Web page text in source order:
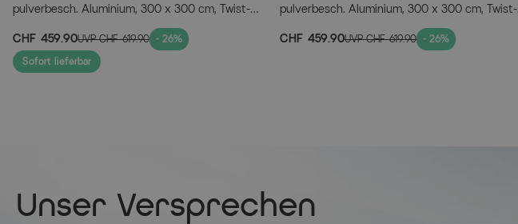
pulverbesch. Aluminium, 300 x 300 cm, Twist-
Funktion, inkl. Plattenständer
CHF 459.90UVPCHF 619.90 - 26%
Sofort lieferbar
pulverbesch. Aluminium, 300 x 300 cm, Twist-
Funktion, inkl. Plattenständer
CHF 459.90UVPCHF 619.90 - 26%
Unser Versprechen